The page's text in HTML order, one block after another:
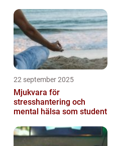
22 september 2025
Mjukvara för
stresshantering och
mental hälsa som student